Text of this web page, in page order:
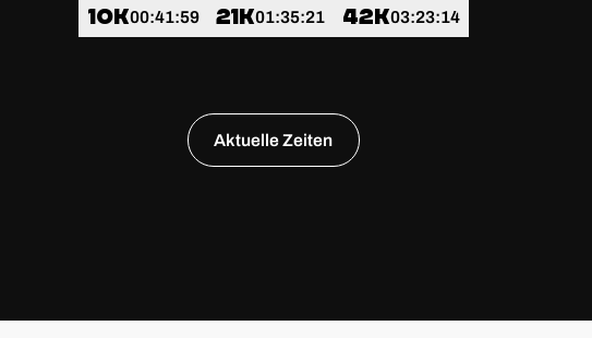
10k00:41:59 21k01:35:21 42k03:23:14
Aktuelle Zeiten